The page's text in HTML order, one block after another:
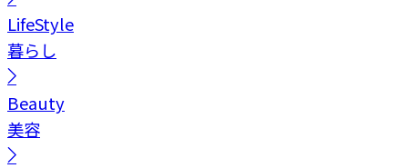
LifeStyle
暮らし
Beauty
美容